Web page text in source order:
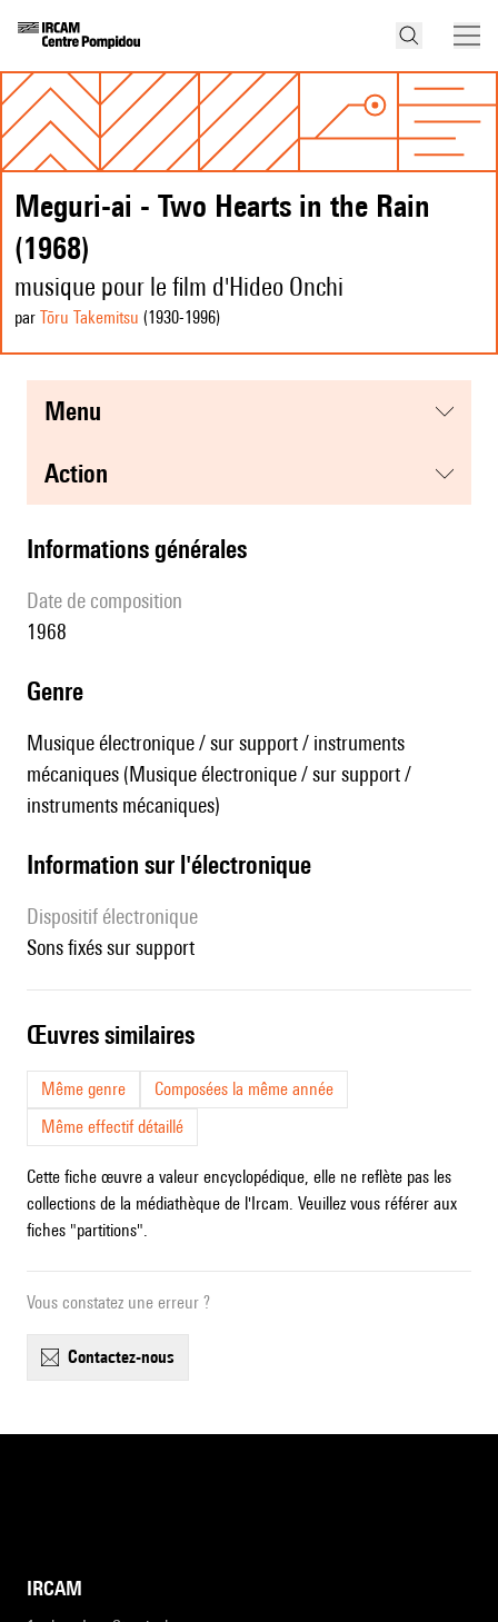
Meguri-ai - Two Hearts in the Rain
(1968)
musique pour le film d'Hideo Onchi
par Tōru Takemitsu (1930-1996)
menu
action
informations générales
date de composition
1968
genre
Musique électronique / sur support / instruments
mécaniques (Musique électronique / sur support /
instruments mécaniques)
Information sur l'électronique
Dispositif électronique
sons fixés sur support
œuvres similaires
Même genre
Composées la même année
Même effectif détaillé
Cette fiche œuvre a valeur encyclopédique, elle ne reflète pas les
collections de la médiathèque de l'Ircam. Veuillez vous référer aux
fiches "partitions".
Vous constatez une erreur ?
contactez-nous
IRCAM